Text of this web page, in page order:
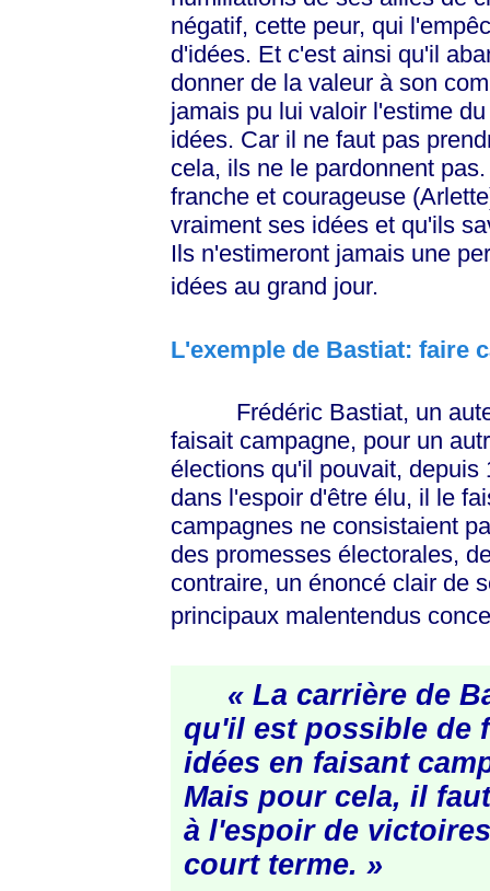
négatif, cette peur, qui
d'idées. Et c'est ainsi qu'il
donner de la valeur à son
jamais pu lui valoir l'estime
idées. Car il ne faut pas
cela, ils ne le pardonnent
franche et courageuse
vraiment ses idées et qu'ils
Ils n'estimeront jamais une
idées au grand jour.
L'exemple de Bastiat: faire
Frédéric Bastiat, un
faisait campagne, pour un
élections qu'il pouvait,
dans l'espoir d'être élu, il le
campagnes ne consistaient
des promesses électorales,
contraire, un énoncé clair de
principaux malentendus
« La carrière de
qu'il est possible de
idées en faisant
Mais pour cela, il
à l'espoir de
court terme. »